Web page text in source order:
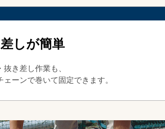
しが簡単
き差し作業も、
ーンで巻いて固定できます。